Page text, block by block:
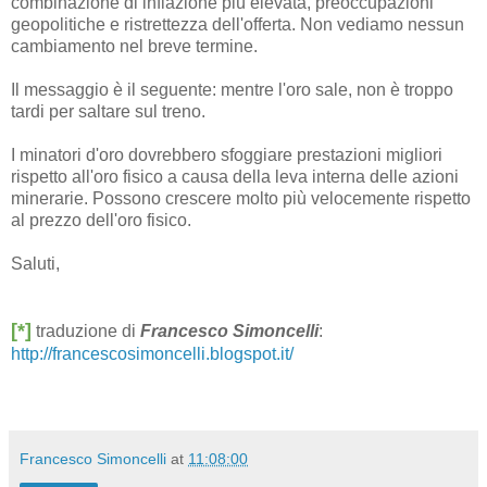
geopolitiche e ristrettezza dell'offerta. Non vediamo nessun
cambiamento nel breve termine.
Il messaggio è il seguente: mentre l'oro sale, non è troppo
tardi per saltare sul treno.
I minatori d'oro dovrebbero sfoggiare prestazioni migliori
rispetto all'oro fisico a causa della leva interna delle azioni
minerarie. Possono crescere molto più velocemente rispetto
al prezzo dell'oro fisico.
Saluti,
[*] traduzione di Francesco Simoncelli:
http://francescosimoncelli.blogspot.it/
Francesco Simoncelli at 11:08:00